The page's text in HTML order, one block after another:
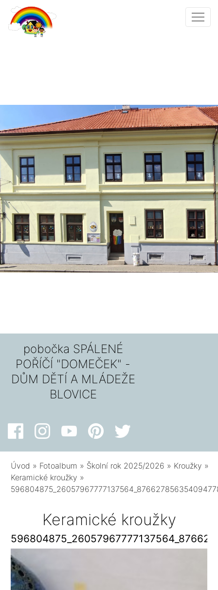
pobočka SPÁLENÉ
POŘÍČÍ "DOMEČEK" -
DŮM DĚTÍ A MLÁDEŽE
BLOVICE
Úvod » Fotoalbum » Školní rok 2025/2026 » Kroužky »
Keramické kroužky »
Keramické kroužky